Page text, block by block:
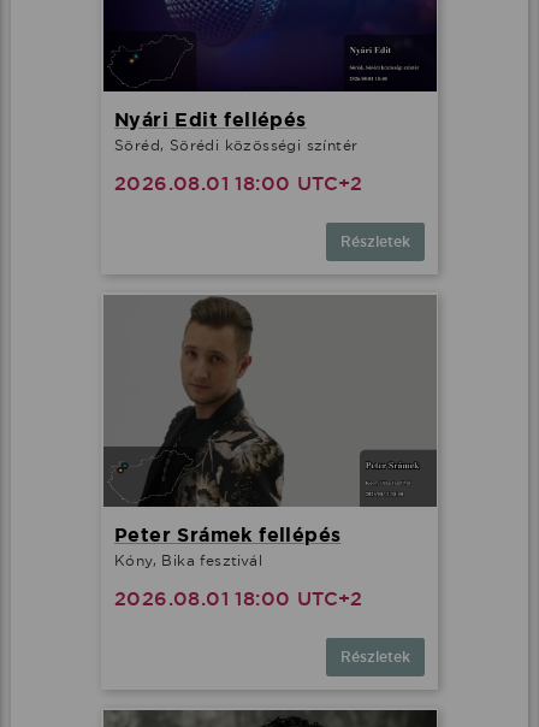
Nyári Edit fellépés
Söréd, Sörédi közösségi színtér
2026.08.01 18:00 UTC+2
Részletek
Peter Srámek fellépés
Kóny, Bika fesztivál
2026.08.01 18:00 UTC+2
Részletek